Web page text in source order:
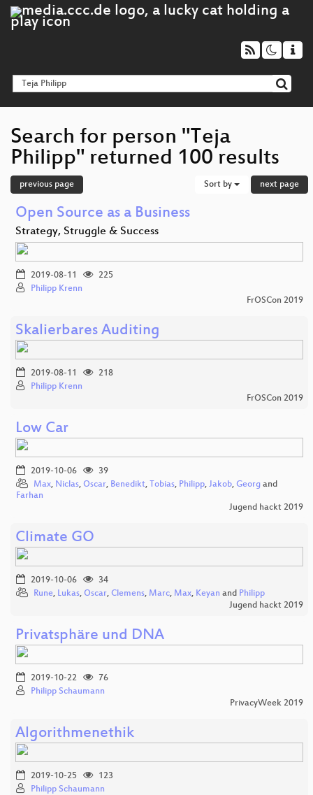
Search for person "Teja
Philipp" returned 100 results
previous page Sort by next page
Open Source as a Business
Strategy, Struggle & Success
2019-08-11
225
Philipp Krenn
FrOSCon 2019
Skalierbares Auditing
2019-08-11
218
Philipp Krenn
FrOSCon 2019
Low Car
2019-10-06
39
Max, Niclas, Oscar, Benedikt, Tobias, Philipp, Jakob, Georg and
Farhan
Jugend hackt 2019
Climate GO
2019-10-06
34
Rune, Lukas, Oscar, Clemens, Marc, Max, Keyan and Philipp
Jugend hackt 2019
Privatsphäre und DNA
2019-10-22
76
Philipp Schaumann
PrivacyWeek 2019
Algorithmenethik
2019-10-25
123
Philipp Schaumann